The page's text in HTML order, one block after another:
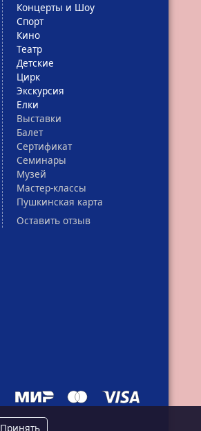
Концерты и Шоу
Спорт
Кино
Театр
Детские
Цирк
Экскурсия
Елки
Выставки
Балет
Сертификат
Семинары
Музей
Мастер-классы
Пушкинская карта
Оставить отзыв
Принять